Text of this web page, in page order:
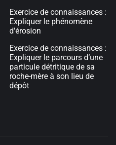
Exercice de connaissances :
Expliquer le phénomène
d'érosion
Exercice de connaissances :
Expliquer le parcours d’une
particule détritique de sa
roche-mère à son lieu de
dépôt